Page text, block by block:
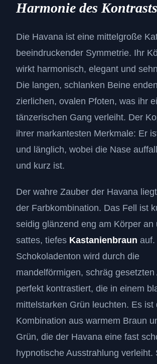
Harmonie des Kontrasts
Die Havana ist eine mittelgroße
beeindruckender Symmetrie. Ihr
wirkt harmonisch, elegant und
Die langen, schlanken Beine
zierlichen, ovalen Pfoten, was ihr
tänzerischen Gang verleiht. Der
ihrer markantesten Merkmale: Er
und länglich, wobei die Nase
und kurz ist.
Der wahre Zauber der Havana
der Farbkombination. Das Fell ist
seidig glänzend eng am Körper an
sattes, tiefes Kastanienbraun auf.
Schokoladenton wird durch die
mandelförmigen, schräg gesetzten
perfekt kontrastiert, die in einem
mittelstarken Grün leuchten. Es ist
Kombination aus warmem Braun
Grün, die der Havana eine fast
hypnotische Ausstrahlung verleiht.